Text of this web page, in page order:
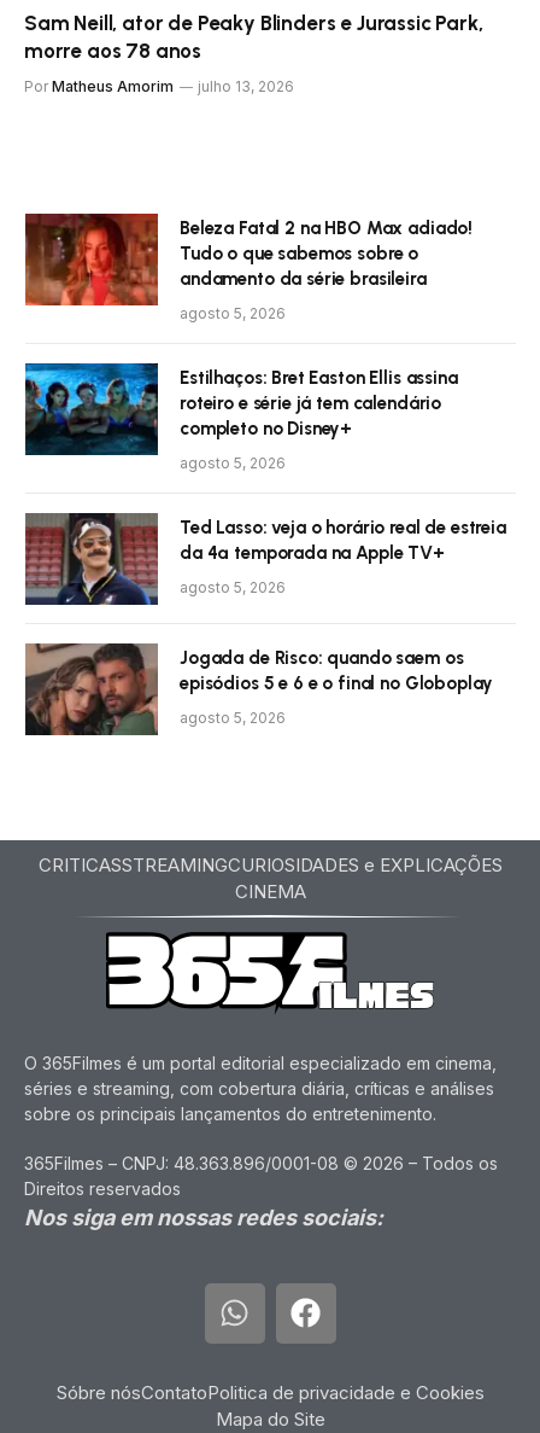
Sam Neill, ator de Peaky Blinders e Jurassic Park,
morre aos 78 anos
Por Matheus Amorim julho 13, 2026
Beleza Fatal 2 na HBO Max adiado!
Tudo o que sabemos sobre o
andamento da série brasileira
agosto 5, 2026
Estilhaços: Bret Easton Ellis assina
roteiro e série já tem calendário
completo no Disney+
agosto 5, 2026
Ted Lasso: veja o horário real de estreia
da 4ª temporada na Apple TV+
agosto 5, 2026
Jogada de Risco: quando saem os
episódios 5 e 6 e o final no Globoplay
agosto 5, 2026
CRITICASSTREAMINGCURIOSIDADES e EXPLICAÇÕES
CINEMA
O 365Filmes é um portal editorial especializado em cinema,
séries e streaming, com cobertura diária, críticas e análises
sobre os principais lançamentos do entretenimento.
365Filmes – CNPJ: 48.363.896/0001-08 © 2026 – Todos os
Direitos reservados
Nos siga em nossas redes sociais:
Sóbre nósContatoPolitica de privacidade e Cookies
Mapa do Site